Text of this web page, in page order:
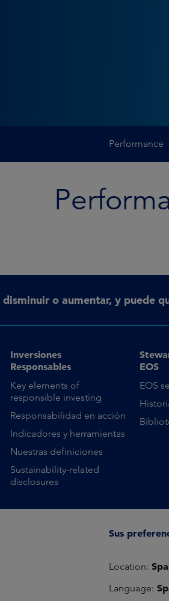
Performance
o aumentar, y puede
Inversiones
Responsables
Key elements of
responsible investing
Responsabilidad en acción
Indicadores y herramientas
Nuestras definiciones
Sustainability-related
disclosures
EOS
EOS
Sus
Location:
Language: